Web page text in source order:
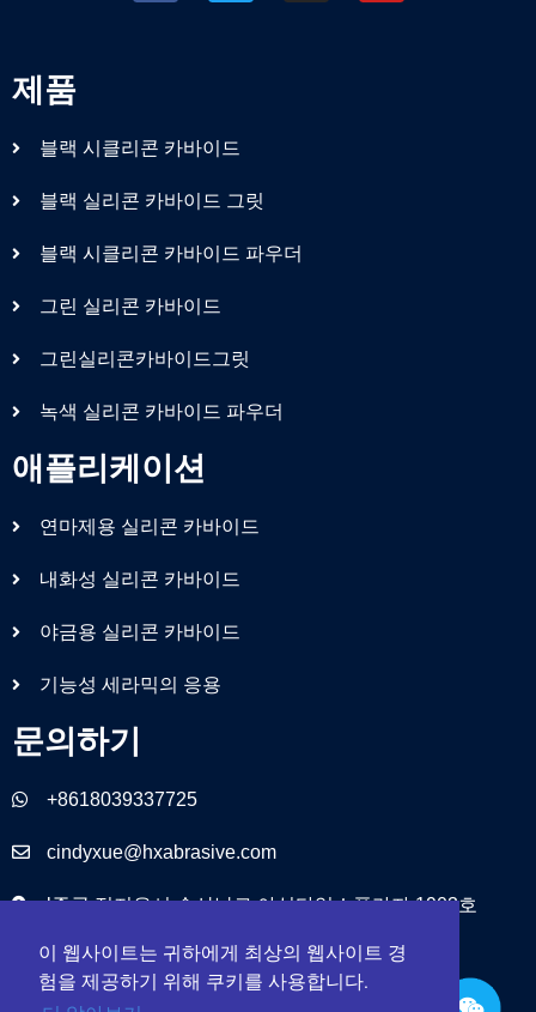
이 웹사이트는 귀하에게 최상의 웹사이트 경
험을 제공하기 위해 쿠키를 사용합니다.
제품
블랙 시클리콘 카바이드
블랙 실리콘 카바이드 그릿
블랙 시클리콘 카바이드 파우더
그린 실리콘 카바이드
그린실리콘카바이드그릿
녹색 실리콘 카바이드 파우더
애플리케이션
연마제용 실리콘 카바이드
내화성 실리콘 카바이드
야금용 실리콘 카바이드
기능성 세라믹의 응용
문의하기
+8618039337725
cindyxue@hxabrasive.com
l중국 정저우시 송산남로 야싱타임스플라자 1903호